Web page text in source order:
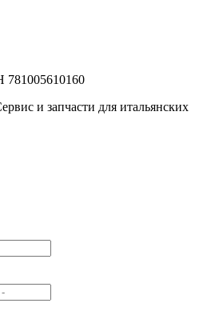
и запчасти для итальянских